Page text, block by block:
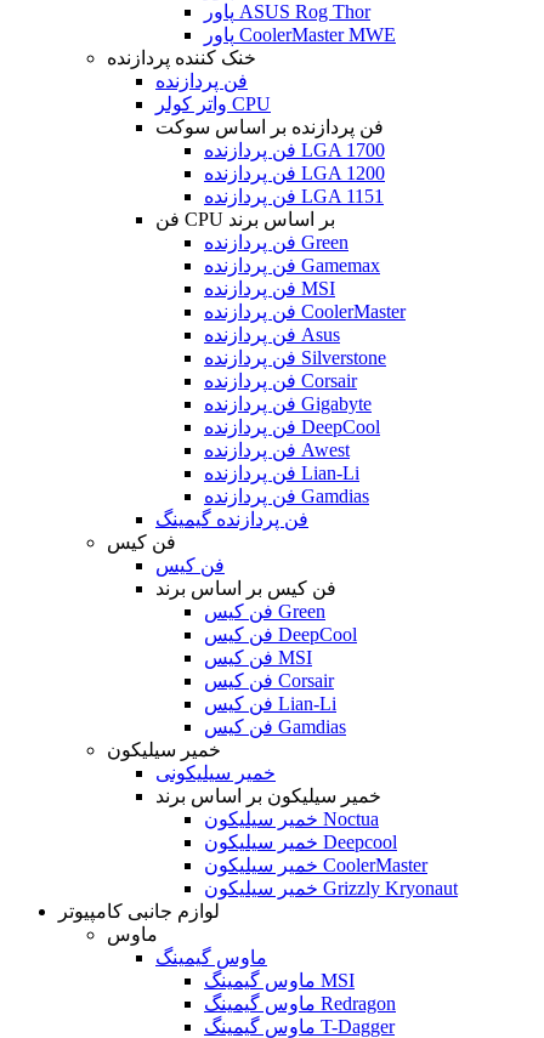
پاور ASUS Rog Thor
پاور CoolerMaster MWE
خنک کننده پردازنده
فن پردازنده
واتر کولر CPU
فن پردازنده بر اساس سوکت
فن پردازنده LGA 1700
فن پردازنده LGA 1200
فن پردازنده LGA 1151
فن CPU بر اساس برند
فن پردازنده Green
فن پردازنده Gamemax
فن پردازنده MSI
فن پردازنده CoolerMaster
فن پردازنده Asus
فن پردازنده Silverstone
فن پردازنده Corsair
فن پردازنده Gigabyte
فن پردازنده DeepCool
فن پردازنده Awest
فن پردازنده Lian-Li
فن پردازنده Gamdias
فن پردازنده گیمینگ
فن کیس
فن کیس
فن کیس بر اساس برند
فن کیس Green
فن کیس DeepCool
فن کیس MSI
فن کیس Corsair
فن کیس Lian-Li
فن کیس Gamdias
خمیر سیلیکون
خمیر سیلیکونی
خمیر سیلیکون بر اساس برند
خمیر سیلیکون Noctua
خمیر سیلیکون Deepcool
خمیر سیلیکون CoolerMaster
خمیر سیلیکون Grizzly Kryonaut
لوازم جانبی کامپیوتر
ماوس
ماوس گیمینگ
ماوس گیمینگ MSI
ماوس گیمینگ Redragon
ماوس گیمینگ T-Dagger